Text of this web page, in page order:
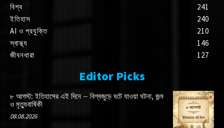
বিশ্ব
241
ইতিহাস
240
AI ও প্রযুক্তি
210
স্বাস্থ্য
146
জীবনধারা
127
Editor Picks
৮ আগস্ট: ইতিহাসের এই দিনে – বিশ্বজুড়ে ঘটে যাওয়া ঘটনা, জন্ম
ও মৃত্যুবার্ষিকী
08.08.2026